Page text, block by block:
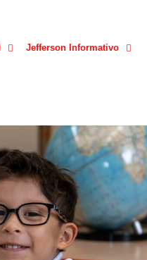
Jefferson Informativo